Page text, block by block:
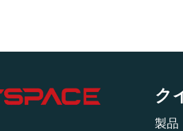
ク
製品